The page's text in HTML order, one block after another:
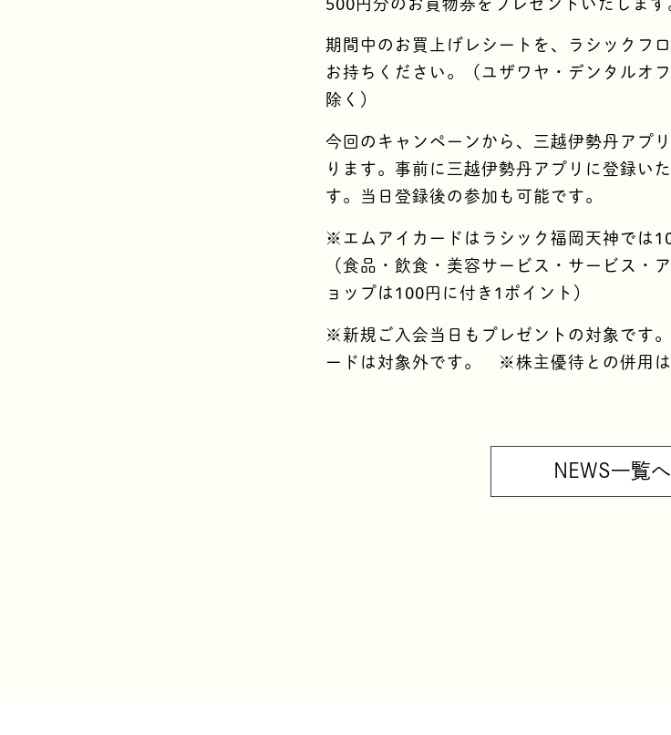
500円分のお買物券をプレゼントいたします
期間中のお買上げレシートを、ラシックフ
お持ちください。（ユザワヤ・デンタルオ
除く）
今回のキャンペーンから、三越伊勢丹アプ
ります。事前に三越伊勢丹アプリに登録い
す。当日登録後の参加も可能です。
※エムアイカードはラシック福岡天神では
（食品・飲食・美容サービス・サービス・
ョップは100円に付き1ポイント）
※新規ご入会当日もプレゼントの対象で
ードは対象外です。 ※株主優待との併用は
NEWS一覧へ